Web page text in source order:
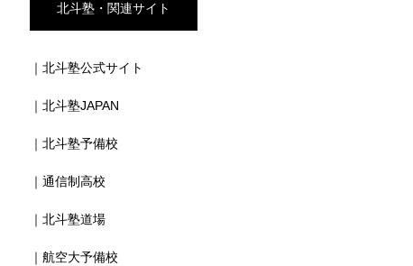
北斗塾・関連サイト
｜北斗塾公式サイト
｜北斗塾JAPAN
｜北斗塾予備校
｜通信制高校
｜北斗塾道場
｜航空大予備校